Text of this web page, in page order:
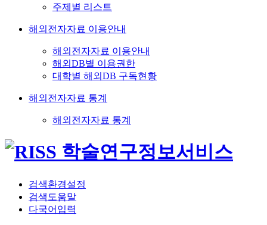
주제별 리스트
해외전자자료 이용안내
해외전자자료 이용안내
해외DB별 이용권한
대학별 해외DB 구독현황
해외전자자료 통계
해외전자자료 통계
검색환경설정
검색도움말
다국어입력